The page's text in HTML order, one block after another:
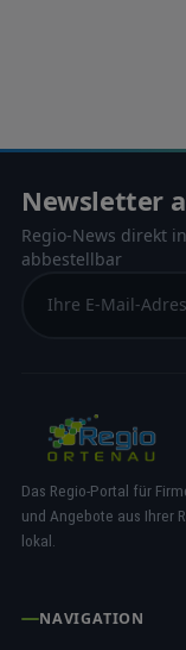
Newsletter
Regio-News direkt
abbestellbar
Das Regio-Portal für
und Angebote aus Ihrer
lokal.
NAVIGATION